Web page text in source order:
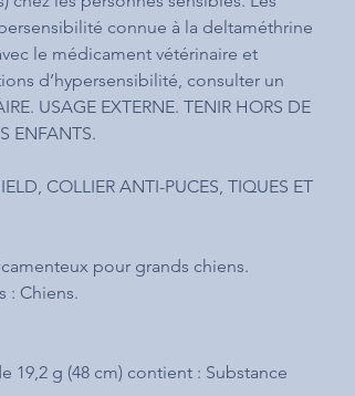
connue à la deltaméthrine
le médicament vétérinaire et
d’hypersensibilité, consulter un
USAGE EXTERNE. TENIR HORS DE
ENFANTS.
COLLIER ANTI-PUCES, TIQUES ET
pour grands chiens.
: Chiens.
19,2 g (48 cm) contient : Substance